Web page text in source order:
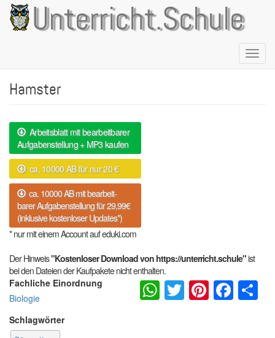
Direkt
zum
Inhalt
Unterricht.Schule
Hamster
Arbeitsblatt mit bearbeitbarer
Aufgabenstellung + MP3 kaufen
ca. 10000 AB für nur 20 €
ca. 10000 AB mit bearbeit-
barer Aufgabenstellung für 29,99€
(inklusive kostenloser Updates*)
* nur mit einem Account auf eduki.com
Der Hinweis"Kostenloser Download von https://unterricht.schule"ist
bei den Dateien der Kaufpakete nicht enthalten.
Fachliche Einordnung
Biologie
Schlagwörter
WhatsApp
Twitter